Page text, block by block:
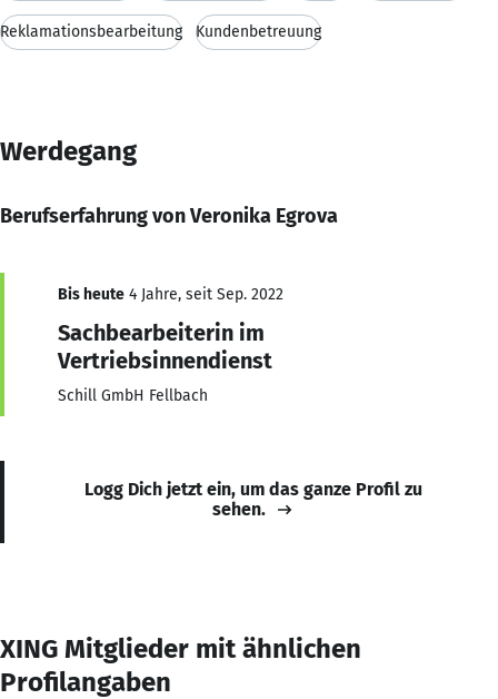
Reklamationsbearbeitung Kundenbetreuung
Werdegang
Berufserfahrung von Veronika Egrova
Bis heute 4 Jahre, seit Sep. 2022
Sachbearbeiterin im
Vertriebsinnendienst
Schill GmbH Fellbach
Logg Dich jetzt ein, um das ganze Profil zu
sehen.
XING Mitglieder mit ähnlichen
Profilangaben